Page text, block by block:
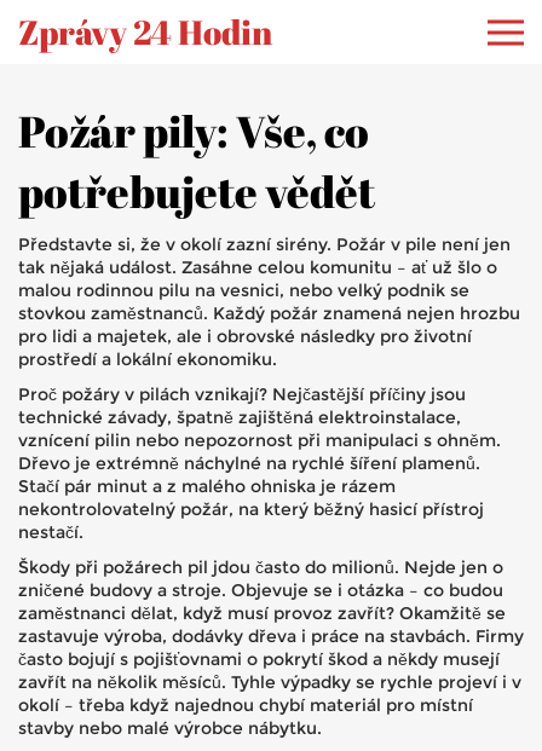
Zprávy 24 Hodin
Požár pily: Vše, co
potřebujete vědět
Představte si, že v okolí zazní sirény. Požár v pile není jen
tak nějaká událost. Zasáhne celou komunitu – ať už šlo o
malou rodinnou pilu na vesnici, nebo velký podnik se
stovkou zaměstnanců. Každý požár znamená nejen hrozbu
pro lidi a majetek, ale i obrovské následky pro životní
prostředí a lokální ekonomiku.
Proč požáry v pilách vznikají? Nejčastější příčiny jsou
technické závady, špatně zajištěná elektroinstalace,
vznícení pilin nebo nepozornost při manipulaci s ohněm.
Dřevo je extrémně náchylné na rychlé šíření plamenů.
Stačí pár minut a z malého ohniska je rázem
nekontrolovatelný požár, na který běžný hasicí přístroj
nestačí.
Škody při požárech pil jdou často do milionů. Nejde jen o
zničené budovy a stroje. Objevuje se i otázka – co budou
zaměstnanci dělat, když musí provoz zavřít? Okamžitě se
zastavuje výroba, dodávky dřeva i práce na stavbách. Firmy
často bojují s pojišťovnami o pokrytí škod a někdy musejí
zavřít na několik měsíců. Tyhle výpadky se rychle projeví i v
okolí – třeba když najednou chybí materiál pro místní
stavby nebo malé výrobce nábytku.